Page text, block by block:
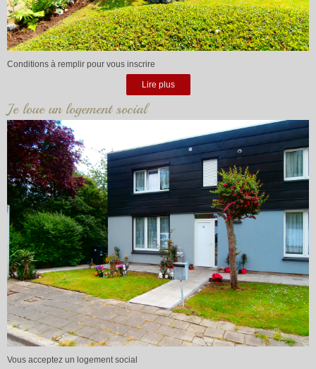
Conditions à remplir pour vous inscrire
Lire plus
Je loue un logement social
Vous acceptez un logement social